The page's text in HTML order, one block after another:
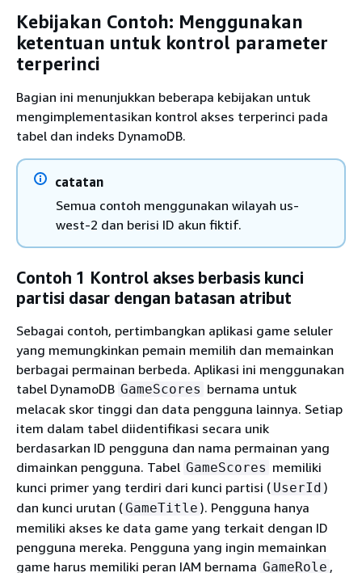
Kebijakan Contoh: Menggunakan
ketentuan untuk kontrol parameter
terperinci
Bagian ini menunjukkan beberapa kebijakan untuk
mengimplementasikan kontrol akses terperinci pada
tabel dan indeks DynamoDB.
catatan
Semua contoh menggunakan wilayah us-
west-2 dan berisi ID akun fiktif.
Contoh 1 Kontrol akses berbasis kunci
partisi dasar dengan batasan atribut
Sebagai contoh, pertimbangkan aplikasi game seluler
yang memungkinkan pemain memilih dan memainkan
berbagai permainan berbeda. Aplikasi ini menggunakan
tabel DynamoDB GameScores bernama untuk
melacak skor tinggi dan data pengguna lainnya. Setiap
item dalam tabel diidentifikasi secara unik
berdasarkan ID pengguna dan nama permainan yang
dimainkan pengguna. Tabel GameScores memiliki
kunci primer yang terdiri dari kunci partisi ( UserId )
dan kunci urutan (GameTitle ). Pengguna hanya
memiliki akses ke data game yang terkait dengan ID
pengguna mereka. Pengguna yang ingin memainkan
game harus memiliki peran IAM bernama GameRole ,